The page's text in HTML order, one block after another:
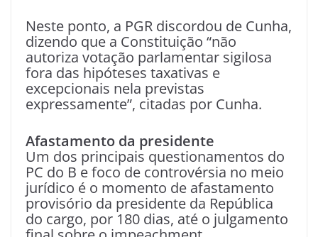
Neste ponto, a PGR discordou de Cunha,
dizendo que a Constituição “não
autoriza votação parlamentar sigilosa
fora das hipóteses taxativas e
excepcionais nela previstas
expressamente”, citadas por Cunha.
Afastamento da presidente
Um dos principais questionamentos do
PC do B e foco de controvérsia no meio
jurídico é o momento de afastamento
provisório da presidente da República
do cargo, por 180 dias, até o julgamento